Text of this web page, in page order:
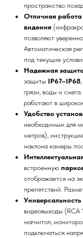
пространство
Отличная работа
видения
позволяют
Автоматическая
под текущие
Надежная
защиты IP67–IP68
грязи, воды и
работают в
Удобство
необходимым для
метров),
наклона камеры
встроенную
отображается на
препятствий.
видеовыходы (RCA
магнитол,
подключаться